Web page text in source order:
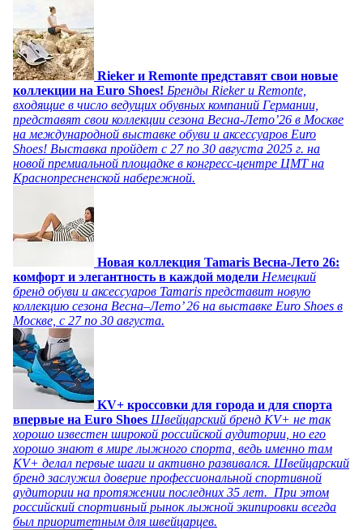
Rieker и Remonte представят свои новые
коллекции на Euro Shoes! Бренды Rieker и Remonte,
входящие в число ведущих обувных компаний Германии,
представят свои коллекции сезона Весна-Лето’26 в Москве
на международной выставке обуви и аксессуаров Euro
Shoes! Выставка пройдет c 27 по 30 августа 2025 г. на
новой премиальной площадке в конгресс-центре ЦМТ на
Краснопресненской набережной.
Новая коллекция Tamaris Весна-Лето 26:
комфорт и элегантность в каждой модели Немецкий
бренд обуви и аксессуаров Tamaris представит новую
коллекцию сезона Весна–Лето’ 26 на выставке Euro Shoes в
Москве, с 27 по 30 августа.
KV+ кроссовки для города и для спорта
впервые на Euro Shoes Швейцарский бренд KV+ не так
хорошо известен широкой российской аудитории, но его
хорошо знают в мире лыжного спорта, ведь именно там
KV+ делал первые шаги и активно развивался. Швейцарский
бренд заслужил доверие профессиональной спортивной
аудитории на протяжении последних 35 лет. При этом
российский спортивный рынок лыжной экипировки всегда
был приоритетным для швейцарцев.